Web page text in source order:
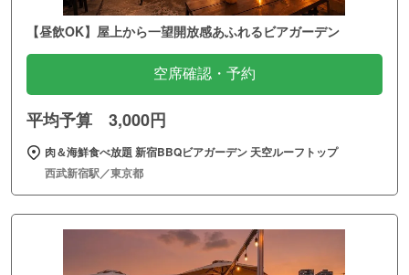
【昼飲OK】屋上から一望開放感あふれるビアガーデン
空席確認・予約
平均予算 3,000円
肉＆海鮮食べ放題 新宿BBQビアガーデン 天空ルーフトップ
西武新宿駅／東京都